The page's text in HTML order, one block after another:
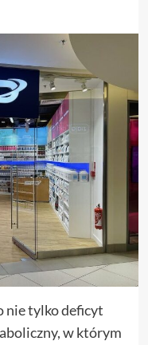
nie tylko deficyt
w którym